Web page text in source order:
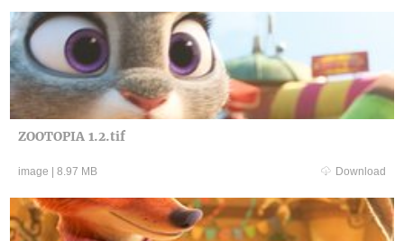
ZOOTOPIA 1.2.tif
image | 8.97 MB Download